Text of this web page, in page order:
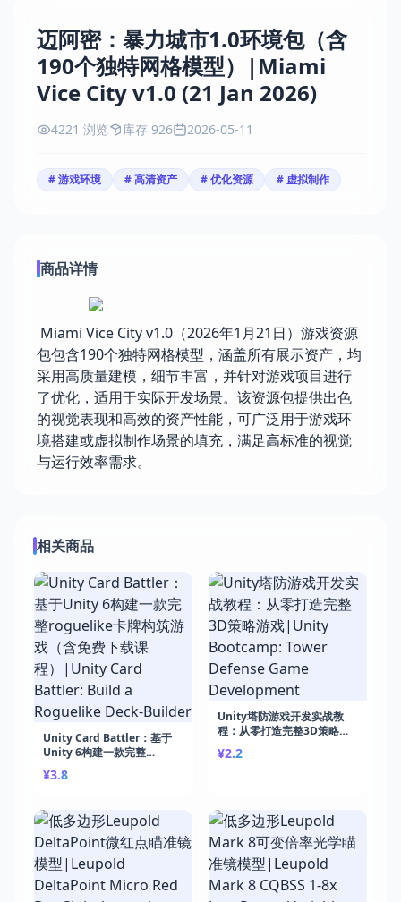
迈阿密：暴力城市1.0环境包（含
190个独特网格模型）|Miami
Vice City v1.0 (21 Jan 2026)
4221 浏览 库存 926 2026-05-11
# 游戏环境 # 高清资产 # 优化资源 # 虚拟制作
商品详情
Miami Vice City v1.0（2026年1月21日）游戏资源
包包含190个独特网格模型，涵盖所有展示资产，均
采用高质量建模，细节丰富，并针对游戏项目进行
了优化，适用于实际开发场景。该资源包提供出色
的视觉表现和高效的资产性能，可广泛用于游戏环
境搭建或虚拟制作场景的填充，满足高标准的视觉
与运行效率需求。
相关商品
Unity Card Battler：基于
Unity 6构建一款完整
免费下载课程）|Unity Card
Deck-Builder
¥3.8
Unity塔防游戏开发实战教
程：从零打造完整3D策略游
Defense Game
¥2.2